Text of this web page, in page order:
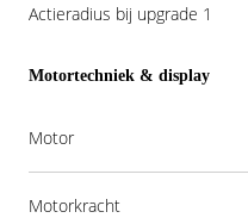
Actieradius bij upgrade 1
Motortechniek & display
Motor
Motorkracht